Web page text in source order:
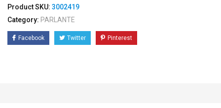
Product SKU: 3002419
Category: PARLANTE
Facebook Twitter Pinterest